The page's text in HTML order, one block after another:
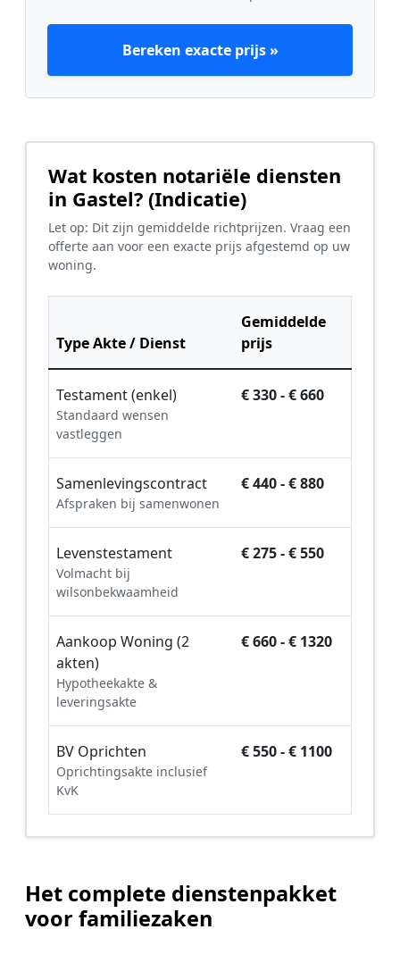
Bereken exacte prijs »
Wat kosten notariële diensten
in Gastel? (Indicatie)
Let op: Dit zijn gemiddelde richtprijzen. Vraag een
offerte aan voor een exacte prijs afgestemd op uw
woning.
Type Akte / Dienst
Gemiddelde
prijs
Testament (enkel)
Standaard wensen
vastleggen
€ 330 - € 660
Samenlevingscontract
Afspraken bij samenwonen
€ 440 - € 880
Levenstestament
Volmacht bij
wilsonbekwaamheid
€ 275 - € 550
Aankoop Woning (2
akten)
Hypotheekakte &
leveringsakte
€ 660 - € 1320
BV Oprichten
Oprichtingsakte inclusief
KvK
€ 550 - € 1100
Het complete dienstenpakket
voor familiezaken